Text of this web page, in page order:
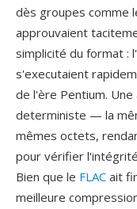
dès groupes comme
approuvaient
simplicité du format :
s'executaient
de l'ère Pentium.
deterministe — la
mêmes octets,
pour vérifier
Bien que le FLAC ait
meilleure